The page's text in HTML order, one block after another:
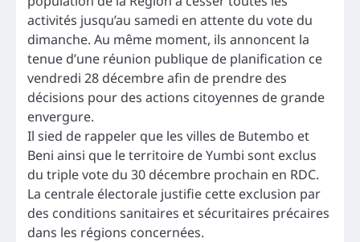
activités jusqu’au samedi en attente du vote du
dimanche. Au même moment, ils annoncent la
tenue d’une réunion publique de planification ce
vendredi 28 décembre afin de prendre des
décisions pour des actions citoyennes de grande
envergure.
Il sied de rappeler que les villes de Butembo et
Beni ainsi que le territoire de Yumbi sont exclus
du triple vote du 30 décembre prochain en RDC.
La centrale électorale justifie cette exclusion par
des conditions sanitaires et sécuritaires précaires
dans les régions concernées.